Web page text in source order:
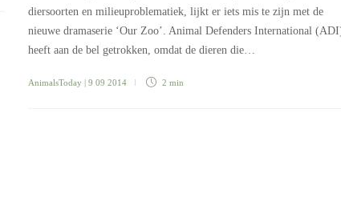
diersoorten en milieuproblematiek, lijkt er iets mis te zijn met de
nieuwe dramaserie ‘Our Zoo’. Animal Defenders International
heeft aan de bel getrokken, omdat de dieren die…
AnimalsToday | 9 09 2014 2 min